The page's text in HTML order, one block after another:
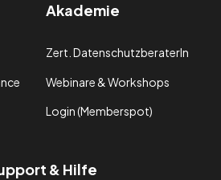
Akademie
Zert. DatenschutzberaterIn
Webinare & Workshops
Login (Memberspot)
& Hilfe